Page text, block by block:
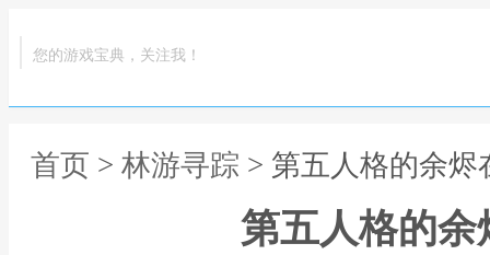
您的游戏宝典，关注我！
首页 > 林游寻踪 > 第五人格的余烬
第五人格的余